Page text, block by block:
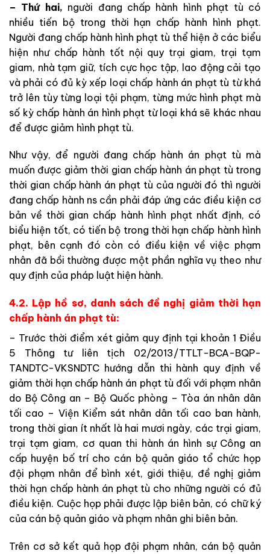
– Thứ hai, người đang chấp hành hình phạt tù có
nhiều tiến bộ trong thời hạn chấp hành hình phạt.
Người đang chấp hành hình phạt tù thể hiện ở các biểu
hiện như chấp hành tốt nội quy trại giam, trại tạm
giam, nhà tạm giữ, tích cực học tập, lao động cải tạo
và phải có đủ kỳ xếp loại chấp hành án phạt tù từ khá
trở lên tùy từng loại tội phạm, từng mức hình phạt mà
số kỳ chấp hành án hình phạt từ loại khá sẽ khác nhau
để được giảm hình phạt tù.
Như vậy, để người đang chấp hành án phạt tù mà
muốn được giảm thời gian chấp hành án phạt tù trong
thời gian chấp hành án phạt tù của người đó thì người
đang chấp hành ns cần phải đáp ứng các điều kiện cơ
bản về thời gian chấp hành hình phạt nhất định, có
biểu hiện tốt, có tiến bộ trong thời hạn chấp hành hình
phạt, bên cạnh đó còn có điều kiện về việc phạm
nhân đã bồi thường được một phần nghĩa vụ theo như
quy định của pháp luật hiện hành.
4.2. Lập hồ sơ, danh sách đề nghị giảm thời hạn
chấp hành án phạt tù:
– Trước thời điểm xét giảm quy định tại khoản 1 Điều
5 Thông tư liên tịch 02/2013/TTLT-BCA-BQP-
TANDTC-VKSNDTC hướng dẫn thi hành quy định về
giảm thời hạn chấp hành án phạt tù đối với phạm nhân
do Bộ Công an – Bộ Quốc phòng – Tòa án nhân dân
tối cao – Viện Kiểm sát nhân dân tối cao ban hành,
trong thời gian ít nhất là hai mươi ngày, các trại giam,
trại tạm giam, cơ quan thi hành án hình sự Công an
cấp huyện bố trí cho cán bộ quản giáo tổ chức họp
đội phạm nhân để bình xét, giới thiệu, đề nghị giảm
thời hạn chấp hành án phạt tù cho những người có đủ
điều kiện. Cuộc họp phải được lập biên bản, có chữ ký
của cán bộ quản giáo và phạm nhân ghi biên bản.
Trên cơ sở kết quả họp đội phạm nhân, cán bộ quản